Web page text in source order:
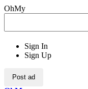
OhMy
Sign In
Sign Up
Post ad